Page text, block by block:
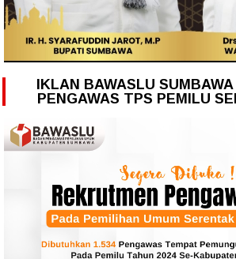
IKLAN BAWASLU
PENGAWAS TPS PEMILU